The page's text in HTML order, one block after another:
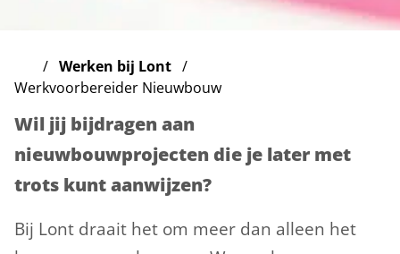
Werken bij Lont
Werkvoorbereider Nieuwbouw
Wil jij bijdragen aan
nieuwbouwprojecten die je later met
trots kunt aanwijzen?
Bij Lont draait het om meer dan alleen het